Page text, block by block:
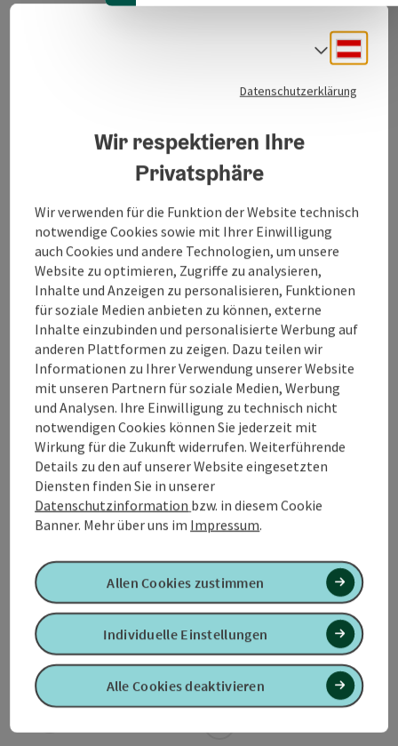
Ob Hummerchips, Frühlingsrolle, knochenlose Ente,
oder gebackene Früchte - für exotische Abwechslung
Kontakt
Öffnungszeiten
Küche
Ausstattung
Preise
Anreise/Lage
Eignung
Barrierefreiheit
Datenschutzerklärung
Wir respektieren Ihre
Privatsphäre
Wir verwenden für die Funktion der Website technisch
notwendige Cookies sowie mit Ihrer Einwilligung
auch Cookies und andere Technologien, um unsere
Website zu optimieren, Zugriffe zu analysieren,
Inhalte und Anzeigen zu personalisieren, Funktionen
für soziale Medien anbieten zu können, externe
Inhalte einzubinden und personalisierte Werbung auf
anderen Plattformen zu zeigen. Dazu teilen wir
Informationen zu Ihrer Verwendung unserer Website
mit unseren Partnern für soziale Medien, Werbung
und Analysen. Ihre Einwilligung zu technisch nicht
notwendigen Cookies können Sie jederzeit mit
Wirkung für die Zukunft widerrufen. Weiterführende
Details zu den auf unserer Website eingesetzten
Diensten finden Sie in unserer
Datenschutzinformation bzw. in diesem Cookie
Banner. Mehr über uns im Impressum.
Alle Cookies deaktivieren
Individuelle Einstellungen
Allen Cookies zustimmen